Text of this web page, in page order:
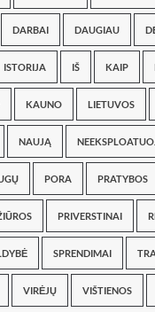
DARBAI DAUGIAU
ISTORIJA IŠ KAIP
KAUNO LIETUVOS
NAUJĄ
PORA PRATYBOS
PRIVERSTINAI
SPRENDIMAI
VIRĖJŲ VIŠTIENOS